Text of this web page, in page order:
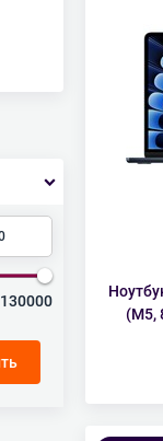
130000
(M5,